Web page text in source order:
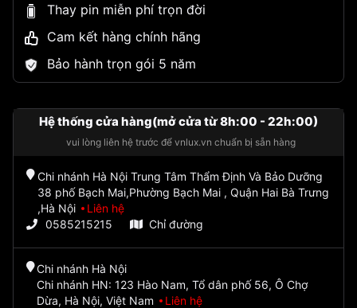
Thay pin miễn phí trọn đời
Cam kết hàng chính hãng
Bảo hành trọn gói 5 năm
Hệ thống cửa hàng(mở cửa từ 8h:00 - 22h:00)
vui lòng liên hệ trước để vnlux.vn chuẩn bị sẵn hàng
Chi nhánh Hà Nội Trung Tâm Thẩm Định Và Bảo Dưỡng
38 phố Bạch Mai,Phường Bạch Mai , Quận Hai Bà Trưng
,Hà Nội
Liên hệ
0585215215
Chỉ đường
Chi nhánh Hà Nội
Chi nhánh HN: 123 Hào Nam, Tổ dân phố 56, Ô Chợ
Dừa, Hà Nội, Việt Nam
Liên hệ